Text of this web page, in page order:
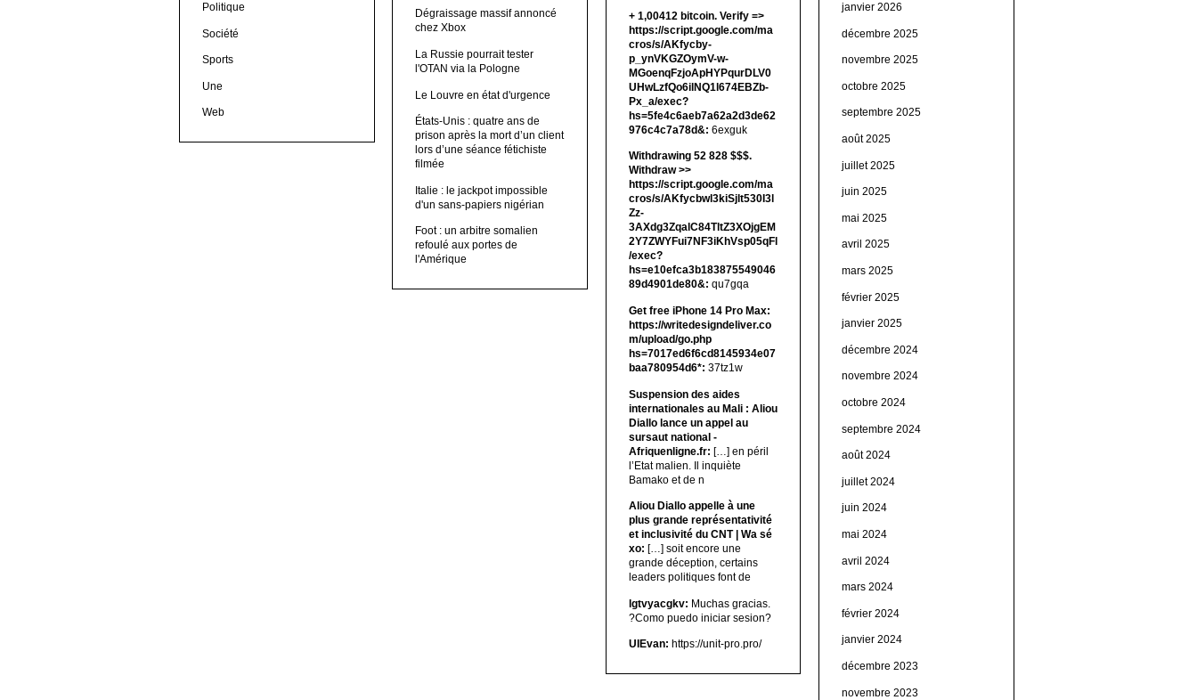
Politique
Société
Sports
Une
Web
Dégraissage massif annoncé
chez Xbox
La Russie pourrait tester
l'OTAN via la Pologne
Le Louvre en état d'urgence
États-Unis : quatre ans de
prison après la mort d’un client
lors d’une séance fétichiste
filmée
Italie : le jackpot impossible
d'un sans-papiers nigérian
Foot : un arbitre somalien
refoulé aux portes de
l'Amérique
+ 1,00412 bitсоin. Verify =>
https://script.google.com/ma
cros/s/AKfycby-
p_ynVKGZOymV-w-
MGoenqFzjoApHYPqurDLV0
UHwLzfQo6ilNQ1l674EBZb-
Px_a/exec?
hs=5fe4c6aeb7a62a2d3de62
976c4c7a78d&: 6exguk
Withdrawing 52 828 $$$.
Withdrаw >>
https://script.google.com/ma
cros/s/AKfycbwl3kiSjlt530I3l
Zz-
3AXdg3ZqalC84TltZ3XOjgEM
2Y7ZWYFui7NF3iKhVsp05qFl
/exec?
hs=e10efca3b183875549046
89d4901de80&: qu7gqa
Get free iPhone 14 Pro Max:
https://writedesigndeliver.co
m/upload/go.php
hs=7017ed6f6cd8145934e07
baa780954d6*: 37tz1w
Suspension des aides
internationales au Mali : Aliou
Diallo lance un appel au
sursaut national -
Afriquenligne.fr: […] en péril
l’Etat malien. Il inquiète
Bamako et de n
Aliou Diallo appelle à une
plus grande représentativité
et inclusivité du CNT | Wa sé
xo: […] soit encore une
grande déception, certains
leaders politiques font de
lgtvyacgkv: Muchas gracias.
?Como puedo iniciar sesion?
UIEvan: https://unit-pro.pro/
janvier 2026
décembre 2025
novembre 2025
octobre 2025
septembre 2025
août 2025
juillet 2025
juin 2025
mai 2025
avril 2025
mars 2025
février 2025
janvier 2025
décembre 2024
novembre 2024
octobre 2024
septembre 2024
août 2024
juillet 2024
juin 2024
mai 2024
avril 2024
mars 2024
février 2024
janvier 2024
décembre 2023
novembre 2023